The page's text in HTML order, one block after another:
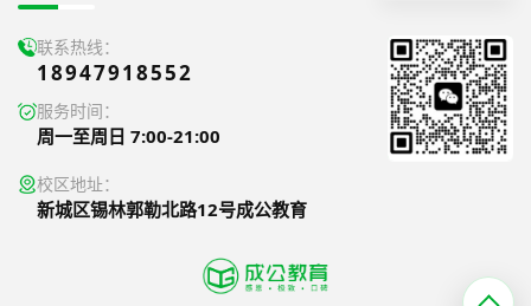
联系热线：
18947918552
服务时间：
周一至周日 7:00-21:00
校区地址：
新城区锡林郭勒北路12号成公教育